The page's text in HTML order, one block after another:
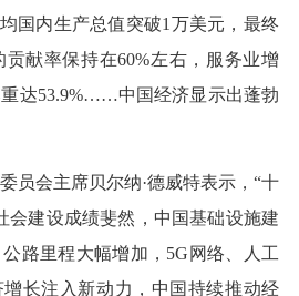
国内生产总值突破1万美元，最终
献率保持在60%左右，服务业增
达53.9%……中国经济显示出蓬勃
员会主席贝尔纳·德威特表示，“十
会建设成绩斐然，中国基础设施建
路里程大幅增加，5G网络、人工
长注入新动力，中国持续推动经